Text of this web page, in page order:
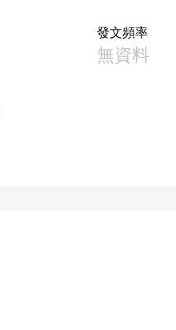
發文頻率
無資料